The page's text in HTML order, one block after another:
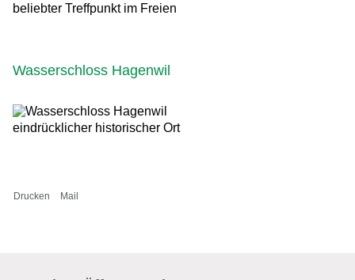
beliebter Treffpunkt im Freien
Wasserschloss Hagenwil
eindrücklicher historischer Ort
Drucken Mail